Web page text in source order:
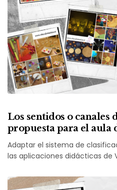
Los sentidos o
propuesta para el aula
Adaptar el sistema de
las aplicaciones didácticas de